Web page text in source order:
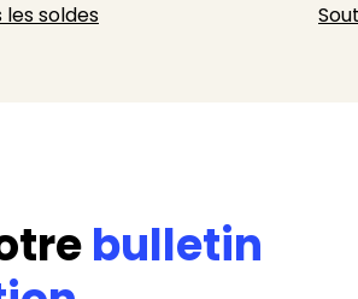
les soldes
bulletin